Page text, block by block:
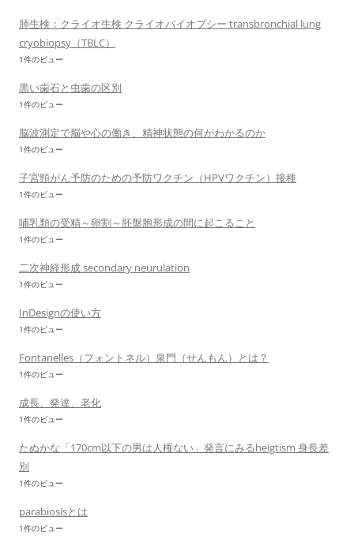
肺生検：クライオ生検 クライオバイオプシー transbronchial lung
cryobiopsy（TBLC）
1件のビュー
黒い歯石と虫歯の区別
1件のビュー
脳波測定で脳や心の働き、精神状態の何がわかるのか
1件のビュー
子宮頸がん予防のための予防ワクチン（HPVワクチン）接種
1件のビュー
哺乳類の受精～卵割～胚盤胞形成の間に起こること
1件のビュー
二次神経形成 secondary neurulation
1件のビュー
InDesignの使い方
1件のビュー
Fontanelles（フォントネル）泉門（せんもん）とは？
1件のビュー
成長、発達、老化
1件のビュー
たぬかな「170cm以下の男は人権ない」発言にみるheigtism 身長差
別
1件のビュー
parabiosisとは
1件のビュー